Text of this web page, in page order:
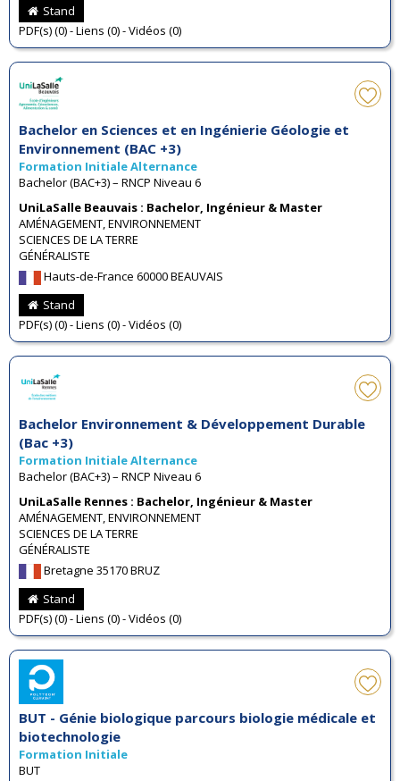
Stand
PDF(s) (0) - Liens (0) - Vidéos (0)
Bachelor en Sciences et en Ingénierie Géologie et
Environnement (BAC +3)
Formation Initiale Alternance
Bachelor (BAC+3) – RNCP Niveau 6
UniLaSalle Beauvais : Bachelor, Ingénieur & Master
AMÉNAGEMENT, ENVIRONNEMENT
SCIENCES DE LA TERRE
GÉNÉRALISTE
Hauts-de-France 60000 BEAUVAIS
Stand
PDF(s) (0) - Liens (0) - Vidéos (0)
Bachelor Environnement & Développement Durable
(Bac +3)
Formation Initiale Alternance
Bachelor (BAC+3) – RNCP Niveau 6
UniLaSalle Rennes : Bachelor, Ingénieur & Master
AMÉNAGEMENT, ENVIRONNEMENT
SCIENCES DE LA TERRE
GÉNÉRALISTE
Bretagne 35170 BRUZ
Stand
PDF(s) (0) - Liens (0) - Vidéos (0)
BUT - Génie biologique parcours biologie médicale et
biotechnologie
Formation Initiale
BUT